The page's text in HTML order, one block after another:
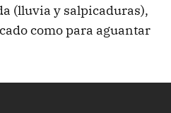
(lluvia y salpicaduras),
como para aguantar